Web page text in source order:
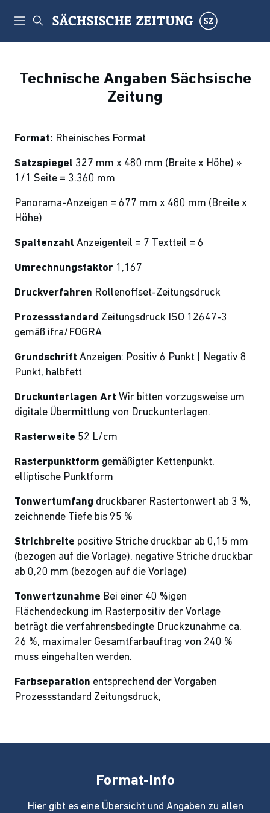
Technische Angaben Sächsische
Zeitung
Format: Rheinisches Format
Satzspiegel 327 mm x 480 mm (Breite x Höhe) »
1/1 Seite = 3.360 mm
Panorama-Anzeigen = 677 mm x 480 mm (Breite x
Höhe)
Spaltenzahl Anzeigenteil = 7 Textteil = 6
Umrechnungsfaktor 1,167
Druckverfahren Rollenoffset-Zeitungsdruck
Prozessstandard Zeitungsdruck ISO 12647-3
gemäß ifra/FOGRA
Grundschrift Anzeigen: Positiv 6 Punkt | Negativ 8
Punkt, halbfett
Druckunterlagen Art Wir bitten vorzugsweise um
digitale Übermittlung von Druckunterlagen.
Rasterweite 52 L/cm
Rasterpunktform gemäßigter Kettenpunkt,
elliptische Punktform
Tonwertumfang druckbarer Rastertonwert ab 3 %,
zeichnende Tiefe bis 95 %
Strichbreite positive Striche druckbar ab 0,15 mm
(bezogen auf die Vorlage), negative Striche druckbar
ab 0,20 mm (bezogen auf die Vorlage)
Tonwertzunahme Bei einer 40 %igen
Flächendeckung im Rasterpositiv der Vorlage
beträgt die verfahrensbedingte Druckzunahme ca.
26 %, maximaler Gesamtfarbauftrag von 240 %
muss eingehalten werden.
Farbseparation entsprechend der Vorgaben
Prozessstandard Zeitungsdruck,
Format-Info
Hier gibt es eine Übersicht und Angaben zu allen